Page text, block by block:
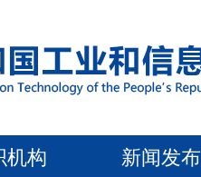
机构 新闻发布